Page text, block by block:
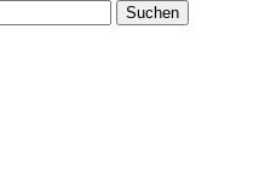
Suchen